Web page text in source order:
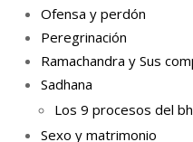
Ofensa y perdón
Peregrinación
Ramachandra y Sus
Sadhana
Los 9 procesos del
Sexo y matrimonio